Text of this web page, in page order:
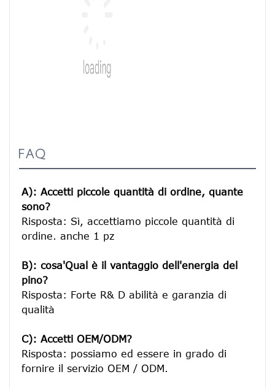
FAQ
A): Accetti piccole quantità di ordine, quante
sono?
Risposta: Sì, accettiamo piccole quantità di
ordine. anche 1 pz
B): cosa'Qual è il vantaggio dell'energia del
pino?
Risposta: Forte R& D abilità e garanzia di
qualità
C): Accetti OEM/ODM?
Risposta: possiamo ed essere in grado di
fornire il servizio OEM / ODM.